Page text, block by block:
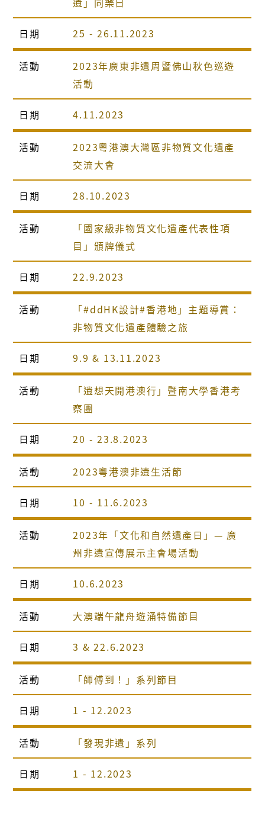
日期 25 - 26.11.2023
活動
2023年廣東非遺周暨佛山秋色巡遊
活動
日期 4.11.2023
活動
2023粵港澳大灣區非物質文化遺產
交流大會
日期 28.10.2023
活動
「國家級非物質文化遺產代表性項
目」頒牌儀式
日期 22.9.2023
活動
「#ddHK設計#香港地」主題導賞：
非物質文化遺產體驗之旅
日期 9.9 & 13.11.2023
活動
「遺想天開港澳行」暨南大學香港考
察團
日期 20 - 23.8.2023
活動 2023粵港澳非遺生活節
日期 10 - 11.6.2023
活動
2023年「文化和自然遺產日」— 廣
州非遺宣傳展示主會場活動
日期 10.6.2023
活動 大澳端午龍舟遊涌特備節目
日期 3 & 22.6.2023
活動 「師傅到！」系列節目
日期 1 - 12.2023
活動 「發現非遺」系列
日期 1 - 12.2023